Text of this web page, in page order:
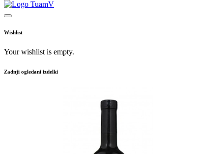
Wishlist
Your wishlist is empty.
Zadnji ogledani izdelki